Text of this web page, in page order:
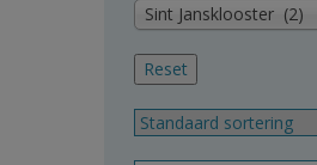
Sint Jansklooster (2)